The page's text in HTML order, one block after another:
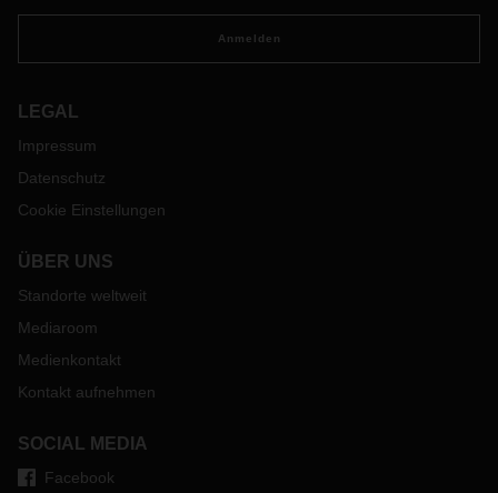
Anmelden
LEGAL
Impressum
Datenschutz
Cookie Einstellungen
ÜBER UNS
Standorte weltweit
Mediaroom
Medienkontakt
Kontakt aufnehmen
SOCIAL MEDIA
Facebook